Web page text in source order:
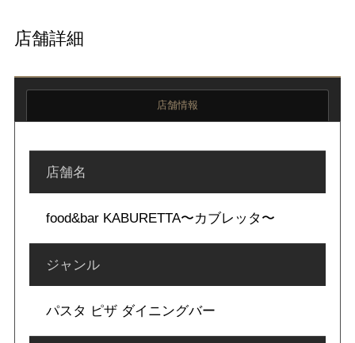
店舗詳細
店舗情報
店舗名
food&bar KABURETTA〜カブレッタ〜
ジャンル
パスタ ピザ ダイニングバー